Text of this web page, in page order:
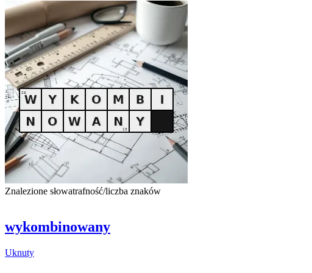
Znalezione słowatrafność/liczba znaków
wykombinowany
Uknuty